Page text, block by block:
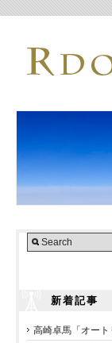
新着記事
高崎卓馬「オー